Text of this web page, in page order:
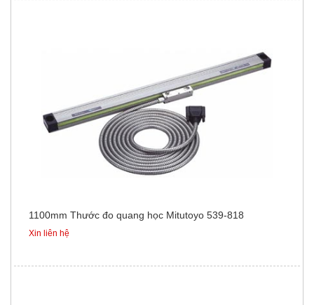
1100mm Thước đo quang học Mitutoyo 539-818
Xin liên hệ